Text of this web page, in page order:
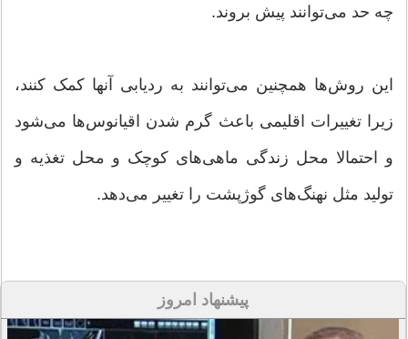
چه حد می‌توانند پیش بروند.
این روش‌ها همچنین می‌توانند به ردیابی آنها کمک کنند،
زیرا تغییرات اقلیمی باعث گرم شدن اقیانوس‌ها می‌شود
و احتمالا محل زندگی ماهی‌های کوچک و محل تغذیه و
تولید مثل نهنگ‌های گوژپشت را تغییر می‌دهد.
پیشنهاد امروز